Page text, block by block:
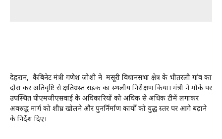
देहरादून, कैबिनेट मंत्री गणेश जोशी ने मसूरी विधानसभा क्षेत्र के भीतरली गांव का
दौरा कर अतिवृष्टि से क्षतिग्रस्त सड़क का स्थलीय निरीक्षण किया। मंत्री ने मौके पर
उपस्थित पीएमजीएसवाई के अधिकारियों को अधिक से अधिक टीमें लगाकर
अवरुद्ध मार्ग को शीघ्र खोलने और पुनर्निर्माण कार्यों को युद्ध स्तर पर आगे बढ़ाने
के निर्देश दिए।